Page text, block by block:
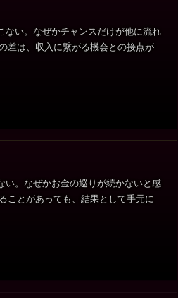
ない。なぜかチャンスだけが他に流れ
差は、収入に繋がる機会との接点が
い。なぜかお金の巡りが続かないと感
ことがあっても、結果として手元に